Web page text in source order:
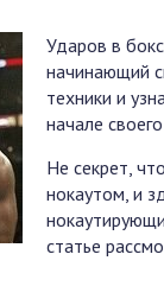
Ударов в
начинающий
техники и
начале
Не секрет,
нокаутом, и
статье